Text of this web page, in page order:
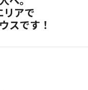
リアで
スです！